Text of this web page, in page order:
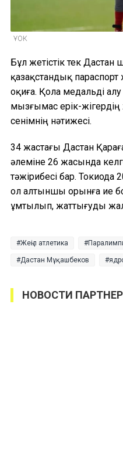
ҰОК
Бұл жетістік тек Дастан
қазақстандық
оқиға. Қола медальді
мызғымас ерік-жігердің
сенімнің нәтижесі.
34 жастағы Дастан
әлеміне 26 жасында
тәжірибесі бар.
ол алтыншы орынға ие
ұмтылып, жаттығуды
Жеңіл атлетика
Дастан Мұқашбеков
НОВОСТИ